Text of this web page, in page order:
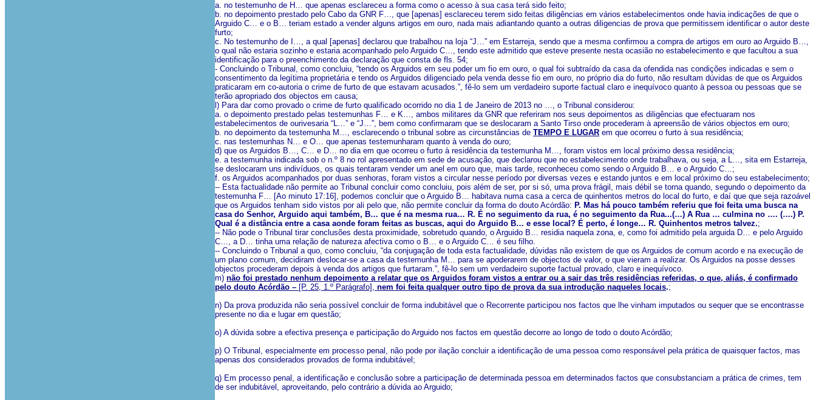
a. no testemunho de H… que apenas esclareceu a forma como o acesso à sua casa terá sido feito;
b. no depoimento prestado pelo Cabo da GNR F…, que [apenas] esclareceu terem sido feitas diligências em vários estabelecimentos onde havia indicações de que o
Arguido C… e o B… teriam estado a vender alguns artigos em ouro, nada mais adiantando quanto a outras diligencias de prova que permitissem identificar o autor deste
furto;
c. No testemunho de I…, a qual [apenas] declarou que trabalhou na loja “J…” em Estarreja, sendo que a mesma confirmou a compra de artigos em ouro ao Arguido B…,
o qual não estaria sozinho e estaria acompanhado pelo Arguido C…, tendo este admitido que esteve presente nesta ocasião no estabelecimento e que facultou a sua
identificação para o preenchimento da declaração que consta de fls. 54;
- Concluindo o Tribunal, como concluiu, “tendo os Arguidos em seu poder um fio em ouro, o qual foi subtraído da casa da ofendida nas condições indicadas e sem o
consentimento da legítima proprietária e tendo os Arguidos diligenciado pela venda desse fio em ouro, no próprio dia do furto, não resultam dúvidas de que os Arguidos
praticaram em co-autoria o crime de furto de que estavam acusados.”, fê-lo sem um verdadeiro suporte factual claro e inequívoco quanto à pessoa ou pessoas que se
terão apropriado dos objectos em causa;
l) Para dar como provado o crime de furto qualificado ocorrido no dia 1 de Janeiro de 2013 no …, o Tribunal considerou:
a. o depoimento prestado pelas testemunhas F… e K…, ambos militares da GNR que referiram nos seus depoimentos as diligências que efectuaram nos
estabelecimentos de ourivesaria “L…” e “J…”, bem como confirmaram que se deslocaram a Santo Tirso onde procederam à apreensão de vários objectos em ouro;
b. no depoimento da testemunha M…, esclarecendo o tribunal sobre as circunstâncias de TEMPO E LUGAR em que ocorreu o furto à sua residência;
c. nas testemunhas N… e O… que apenas testemunharam quanto à venda do ouro;
d) que os Arguidos B…, C… e D… no dia em que ocorreu o furto à residência da testemunha M…, foram vistos em local próximo dessa residência;
e. a testemunha indicada sob o n.º 8 no rol apresentado em sede de acusação, que declarou que no estabelecimento onde trabalhava, ou seja, a L…, sita em Estarreja,
se deslocaram uns indivíduos, os quais tentaram vender um anel em ouro que, mais tarde, reconheceu como sendo o Arguido B… e o Arguido C…;
f. os Arguidos acompanhados por duas senhoras, foram vistos a circular nesse período por diversas vezes e estando juntos e em local próximo do seu estabelecimento;
-- Esta factualidade não permite ao Tribunal concluir como concluiu, pois além de ser, por si só, uma prova frágil, mais débil se torna quando, segundo o depoimento da
testemunha F… [Ao minuto 17:16], podemos concluir que o Arguido B… habitava numa casa a cerca de quinhentos metros do local do furto, e daí que que seja razoável
que os Arguidos tenham sido vistos por ali pelo que, não permite concluir da forma do douto Acórdão: P. Mas há pouco também referiu que foi feita uma busca na
casa do Senhor, Arguido aqui também, B… que é na mesma rua… R. É no seguimento da rua, é no seguimento da Rua...(…) A Rua … culmina no …. (….) P.
Qual é a distância entre a casa aonde foram feitas as buscas, aqui do Arguido B… e esse local? É perto, é longe… R. Quinhentos metros talvez.;
-- Não pode o Tribunal tirar conclusões desta proximidade, sobretudo quando, o Arguido B… residia naquela zona, e, como foi admitido pela arguida D… e pelo Arguido
C…, a D… tinha uma relação de natureza afectiva como o B… e o Arguido C… é seu filho.
-- Concluindo o Tribunal a quo, como concluiu, “da conjugação de toda esta factualidade, dúvidas não existem de que os Arguidos de comum acordo e na execução de
um plano comum, decidiram deslocar-se a casa da testemunha M… para se apoderarem de objectos de valor, o que vieram a realizar. Os Arguidos na posse desses
objectos procederam depois à venda dos artigos que furtaram.”, fê-lo sem um verdadeiro suporte factual provado, claro e inequívoco.
m) não foi prestado nenhum depoimento a relatar que os Arguidos foram vistos a entrar ou a sair das três residências referidas, o que, aliás, é confirmado
pelo douto Acórdão – [P. 25, 1.º Parágrafo], nem foi feita qualquer outro tipo de prova da sua introdução naqueles locais.;
n) Da prova produzida não seria possível concluir de forma indubitável que o Recorrente participou nos factos que lhe vinham imputados ou sequer que se encontrasse
presente no dia e lugar em questão;
o) A dúvida sobre a efectiva presença e participação do Arguido nos factos em questão decorre ao longo de todo o douto Acórdão;
p) O Tribunal, especialmente em processo penal, não pode por ilação concluir a identificação de uma pessoa como responsável pela prática de quaisquer factos, mas
apenas dos considerados provados de forma indubitável;
q) Em processo penal, a identificação e conclusão sobre a participação de determinada pessoa em determinados factos que consubstanciam a prática de crimes, tem
de ser indubitável, aproveitando, pelo contrário a dúvida ao Arguido;